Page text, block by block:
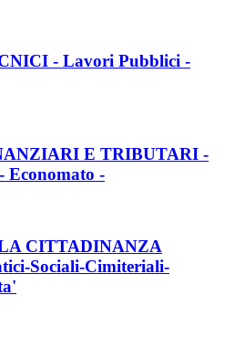
- Lavori Pubblici -
E TRIBUTARI -
Economato -
CITTADINANZA
Sociali-Cimiteriali-